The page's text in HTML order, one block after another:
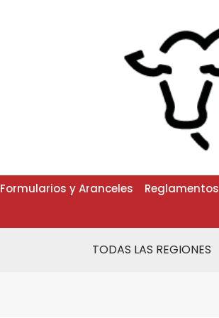
Formularios y Aranceles Reglamentos
TODAS LAS REGIONES